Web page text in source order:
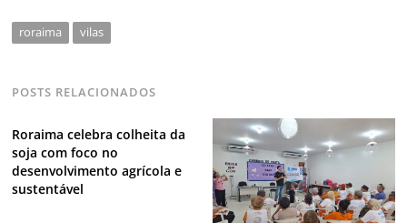
roraima vilas
POSTS RELACIONADOS
Roraima celebra colheita da
soja com foco no
desenvolvimento agrícola e
sustentável